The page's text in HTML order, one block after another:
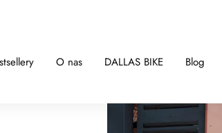
O nas DALLAS BIKE Blog